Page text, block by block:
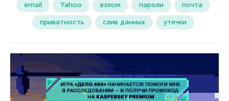
email Yahoo взлом пароли
почта
приватность
слив данных утечки